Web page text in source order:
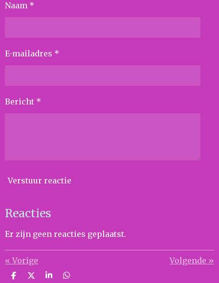
Naam *
E-mailadres *
Bericht *
Verstuur reactie
Reacties
Er zijn geen reacties geplaatst.
«Vorige Volgende »
D
D
S
D